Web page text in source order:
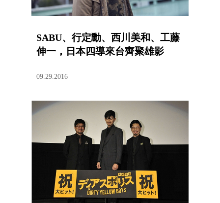
SABU、行定勳、西川美和、工藤
伸一，日本四導來台齊聚雄影
09.29.2016